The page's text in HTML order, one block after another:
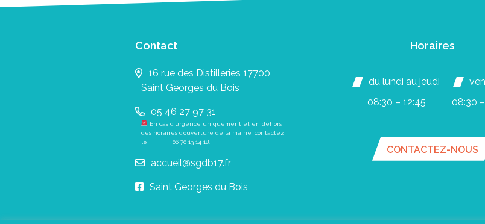
Contact
16 rue des Distilleries 17700
Saint Georges du Bois
05 46 27 97 31
En cas d’urgence uniquement et en dehors
des horaires d’ouverture de la mairie, contactez
le 06 70 13 14 18.
accueil@sgdb17.fr
Saint Georges du Bois
Horaires
du lundi au jeudi
08:30 – 12:45
08:30
CONTACTEZ-NOUS